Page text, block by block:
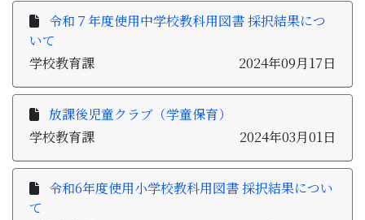
令和７年度使用中学校教科用図書 採択結果につ
いて
学校教育課
2024年09月17日
放課後児童クラブ（学童保育）
学校教育課
2024年03月01日
令和6年度使用小学校教科用図書 採択結果につい
て